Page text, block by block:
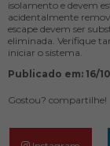
isolamento e devem
acidentalmente
escape devem ser
eliminada. Verifique
iniciar o sistema.
Publicado em: 16/
Gostou? compartilhe!